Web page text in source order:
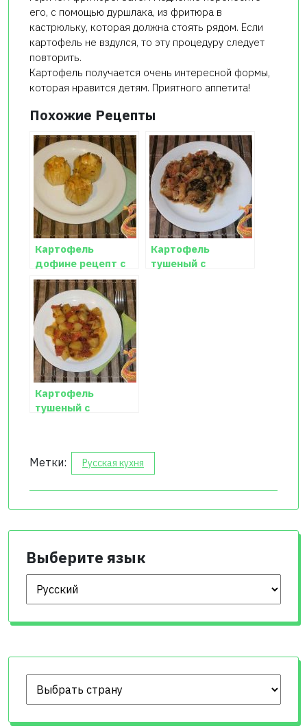
его, с помощью дуршлака, из фритюра в
кастрюльку, которая должна стоять рядом. Если
картофель не вздулся, то эту процедуру следует
повторить.
Картофель получается очень интересной формы,
которая нравится детям. Приятного аппетита!
Похожие Рецепты
Картофель
дофине рецепт с
фото
Картофель
тушеный с
Картофель
тушеный с
Метки: Русская кухня
Выберите язык
Выберите язык